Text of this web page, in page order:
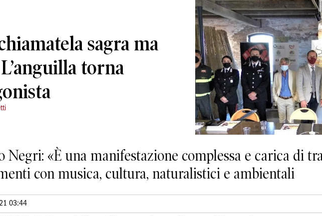
sagra ma
torna
Negri: «È una manifestazione complessa e carica di
con musica, cultura, naturalistici e ambientali
03:44